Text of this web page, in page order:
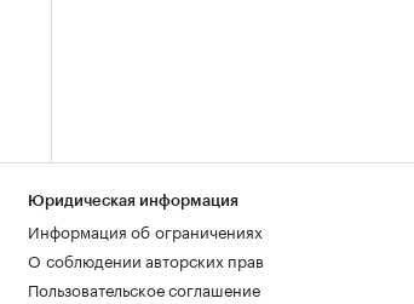
Юридическая информация
Информация об ограничениях
О соблюдении авторских прав
Пользовательское соглашение